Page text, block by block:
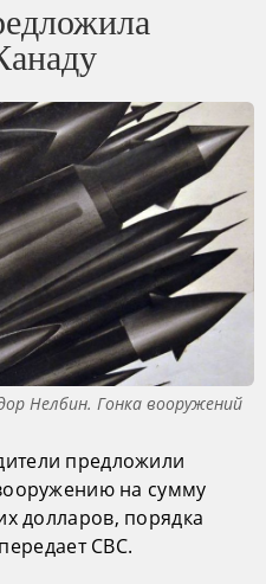
Нелбин. Гонка вооружений
предложили
на сумму
долларов, порядка
CBC.